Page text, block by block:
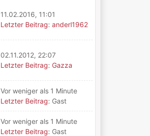
11.02.2016, 11:01
Letzter Beitrag: anderl1962
02.11.2012, 22:07
Letzter Beitrag: Gazza
Vor weniger als 1 Minute
Letzter Beitrag: Gast
Vor weniger als 1 Minute
Letzter Beitrag: Gast